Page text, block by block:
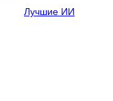
Лучшие ИИ